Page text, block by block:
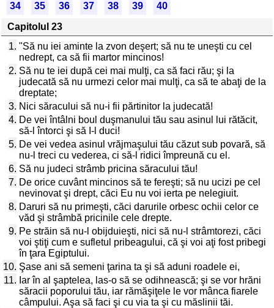
34 35 36 37 38 39
40
Capitolul 23
1. "Să nu iei aminte la zvon deşert; să nu te uneşti cu cel
nedrept, ca să fii martor mincinos!
2. Să nu te iei după cei mai mulţi, ca să faci rău; şi la
judecată să nu urmezi celor mai mulţi, ca să te abaţi de la
dreptate;
3. Nici săracului să nu-i fii părtinitor la judecată!
4. De vei întâlni boul duşmanului tău sau asinul lui rătăcit,
să-l întorci şi să I-l duci!
5. De vei vedea asinul vrăjmaşului tău căzut sub povară, să
nu-l treci cu vederea, ci să-l ridici împreună cu el.
6. Să nu judeci strâmb pricina săracului tău!
7. De orice cuvânt mincinos să te fereşti; să nu ucizi pe cel
nevinovat şi drept, căci Eu nu voi ierta pe nelegiuit.
8. Daruri să nu primeşti, căci darurile orbesc ochii celor ce
văd şi strâmbă pricinile cele drepte.
9. Pe străin să nu-l obijduieşti, nici să nu-l strâmtorezi, căci
voi ştiţi cum e sufletul pribeagului, că şi voi aţi fost pribegi
în ţara Egiptului.
10. Şase ani să semeni ţarina ta şi să aduni roadele ei,
11. Iar în al şaptelea, las-o să se odihnească; şi se vor hrăni
săracii poporului tău, iar rămăşiţele le vor mânca fiarele
câmpului. Aşa să faci şi cu via ta şi cu măslinii tăi.